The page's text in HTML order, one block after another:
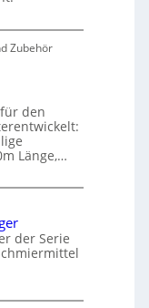
Zubehör
den
Länge,…
der Serie